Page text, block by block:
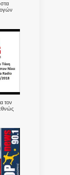
τον